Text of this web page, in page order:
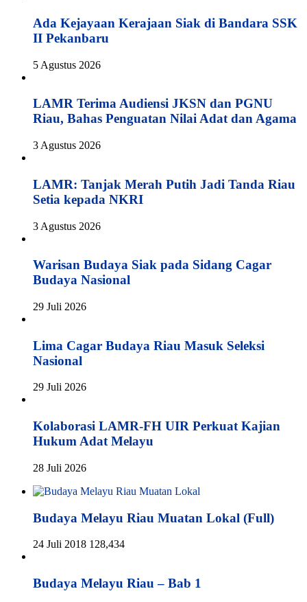
Ada Kejayaan Kerajaan Siak di Bandara SSK
II Pekanbaru
5 Agustus 2026
LAMR Terima Audiensi JKSN dan PGNU
Riau, Bahas Penguatan Nilai Adat dan Agama
3 Agustus 2026
LAMR: Tanjak Merah Putih Jadi Tanda Riau
Setia kepada NKRI
3 Agustus 2026
Warisan Budaya Siak pada Sidang Cagar
Budaya Nasional
29 Juli 2026
Lima Cagar Budaya Riau Masuk Seleksi
Nasional
29 Juli 2026
Kolaborasi LAMR-FH UIR Perkuat Kajian
Hukum Adat Melayu
28 Juli 2026
Budaya Melayu Riau Muatan Lokal (Full)
24 Juli 2018 128,434
Budaya Melayu Riau – Bab 1